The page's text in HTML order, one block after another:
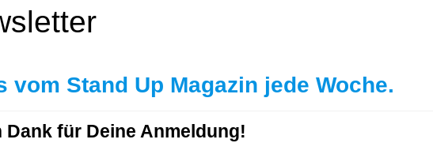
vom Stand Up Magazin jede Woche.
Dank für Deine Anmeldung!